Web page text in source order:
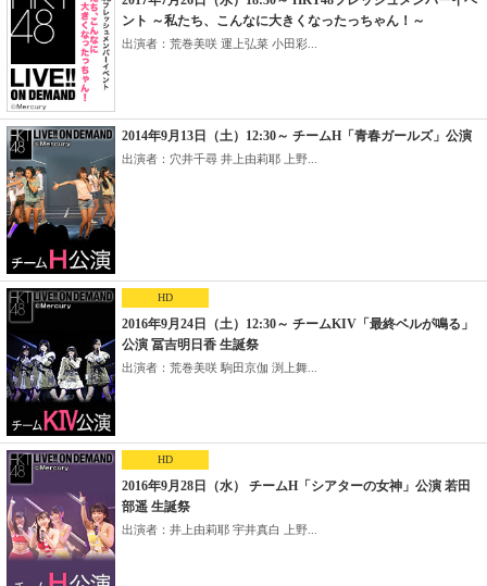
ント ～私たち、こんなに大きくなったっちゃん！～
出演者：荒巻美咲 運上弘菜 小田彩...
2014年9月13日（土）12:30～ チームH「青春ガールズ」公演
出演者：穴井千尋 井上由莉耶 上野...
HD
2016年9月24日（土）12:30～ チームKIV「最終ベルが鳴る」
公演 冨吉明日香 生誕祭
出演者：荒巻美咲 駒田京伽 渕上舞...
HD
2016年9月28日（水） チームH「シアターの女神」公演 若田
部遥 生誕祭
出演者：井上由莉耶 宇井真白 上野...